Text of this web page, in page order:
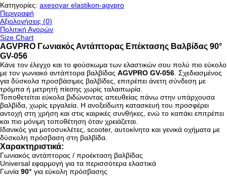
Κατηγορίες: axesoyar elastikon-agvpro
Περιγραφή
Αξιολογήσεις (0)
Πολιτική Αγορών
Size Chart
AGVPRO Γωνιακός Αντάπτορας Επέκτασης Βαλβίδας 90°
GV-056
Κάνε τον έλεγχο και το φούσκωμα των ελαστικών σου πολύ πιο εύκολο
με τον γωνιακό αντάπτορα βαλβίδας AGVPRO GV-056 . Σχεδιασμένος
για δύσκολα προσβάσιμες βαλβίδες, επιτρέπει άνετη σύνδεση με
τρόμπα ή μετρητή πίεσης χωρίς ταλαιπωρία.
Τοποθετείται εύκολα βιδώνοντας απευθείας πάνω στην υπάρχουσα
βαλβίδα, χωρίς εργαλεία. Η ανοξείδωτη κατασκευή του προσφέρει
αντοχή στη χρήση και στις καιρικές συνθήκες, ενώ το καπάκι επιτρέπει
και πιο μόνιμη τοποθέτηση όταν χρειάζεται.
Ιδανικός για μοτοσυκλέτες, scooter, αυτοκίνητα και γενικά οχήματα με
δύσκολη πρόσβαση στη βαλβίδα.
Χαρακτηριστικά:
Γωνιακός αντάπτορας / προέκταση βαλβίδας
Universal εφαρμογή για τα περισσότερα ελαστικά
Γωνία 90° για εύκολη πρόσβασης